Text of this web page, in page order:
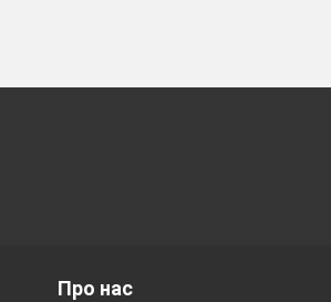
Про нас